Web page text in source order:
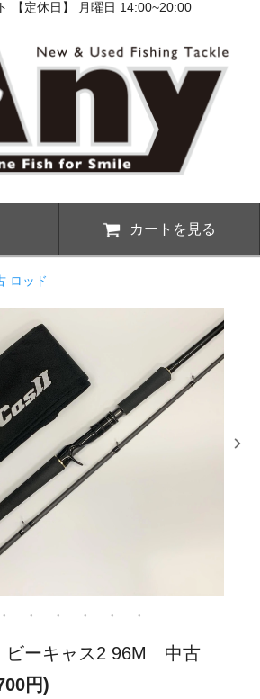
【定休日】 月曜日 14:00~20:00
カートを見る
ロッド
ビーキャス2 96M 中古
円)